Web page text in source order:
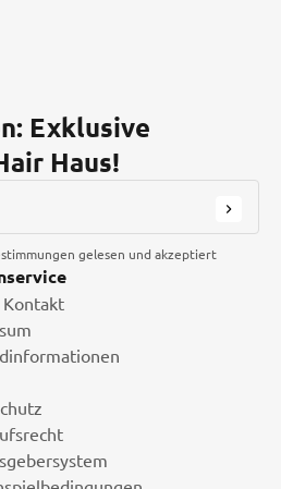
Exklusive
Haus!
gelesen und akzeptiert